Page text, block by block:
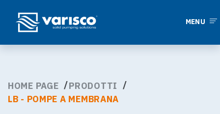
MENU
HOME PAGE
PRODOTTI
LB - POMPE A MEMBRANA